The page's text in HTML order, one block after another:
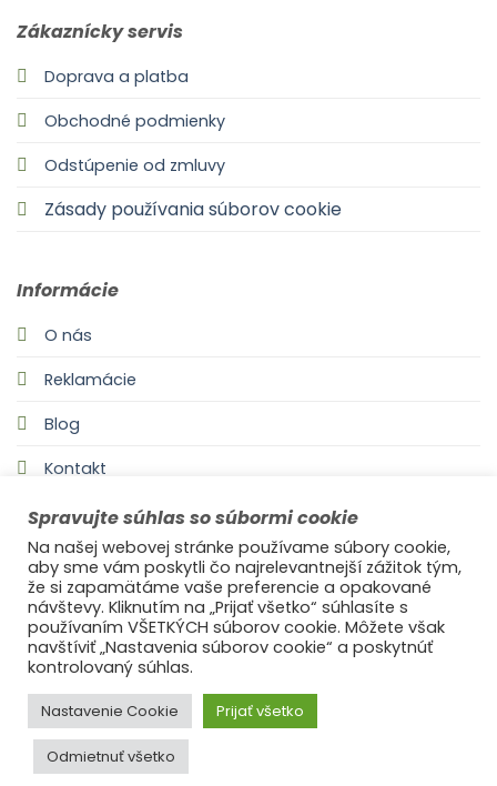
Zákaznícky servis
Doprava a platba
Obchodné podmienky
Odstúpenie od zmluvy
Zásady používania súborov cookie
Informácie
O nás
Reklamácie
Blog
Kontakt
©2021Ufonaut - Webcreation
© 2025
Spravujte súhlas so súbormi cookie
Na našej webovej stránke používame súbory cookie,
aby sme vám poskytli čo najrelevantnejší zážitok tým,
že si zapamätáme vaše preferencie a opakované
návštevy. Kliknutím na „Prijať všetko“ súhlasíte s
používaním VŠETKÝCH súborov cookie. Môžete však
navštíviť „Nastavenia súborov cookie“ a poskytnúť
kontrolovaný súhlas.
Nastavenie Cookie Prijať všetko
Odmietnuť všetko